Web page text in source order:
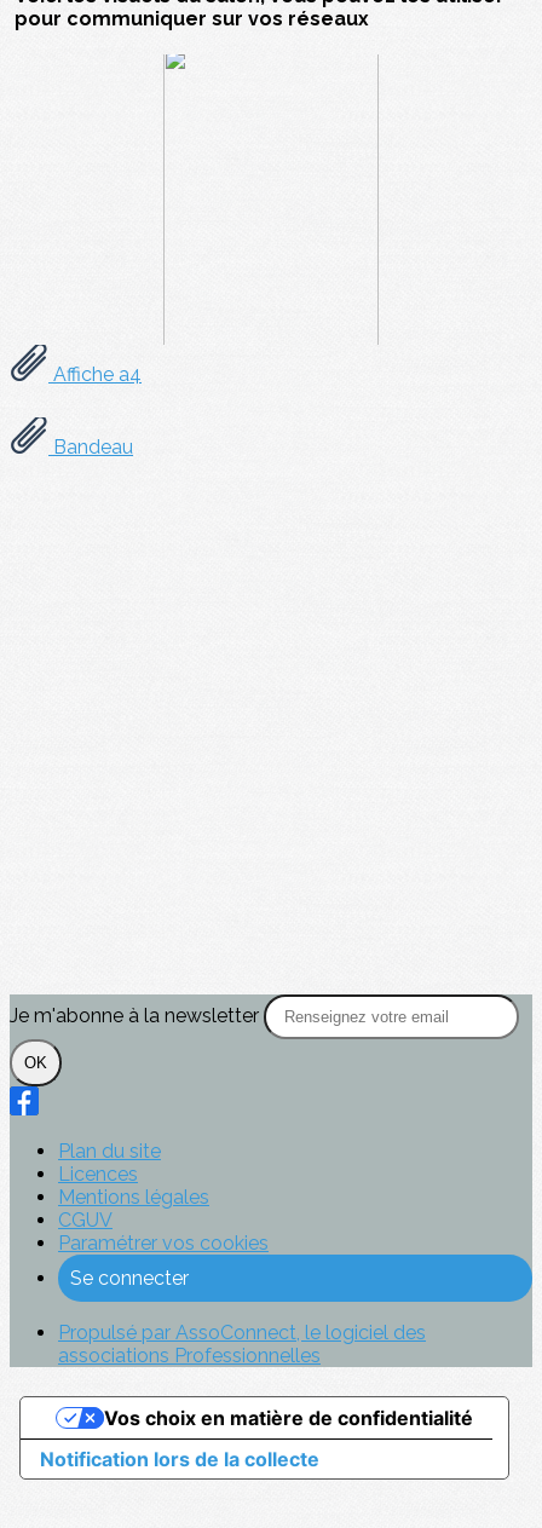
pour communiquer sur vos réseaux
Affiche a4
Bandeau
Je m'abonne à la newsletter
OK
Plan du site
Licences
Mentions légales
CGUV
Paramétrer vos cookies
Se connecter
Propulsé par AssoConnect, le logiciel des
associations Professionnelles
Notification lors de la collecte
Vos choix en matière de confidentialité